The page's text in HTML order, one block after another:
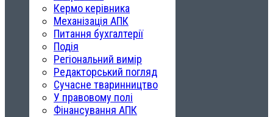
Кермо керівника
Механізація АПК
Питання бухгалтерії
Подія
Регіональний вимір
Редакторський погляд
Сучасне тваринництво
У правовому полі
Фінансування АПК